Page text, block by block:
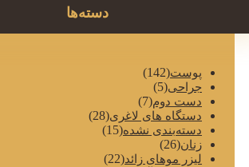
دسته‌ها
پوست(142)
جراحی(5)
دست دوم(7)
دستگاه های لاغری(28)
دسته‌بندی نشده(15)
زنان(26)
لیزر موهای زائد(22)